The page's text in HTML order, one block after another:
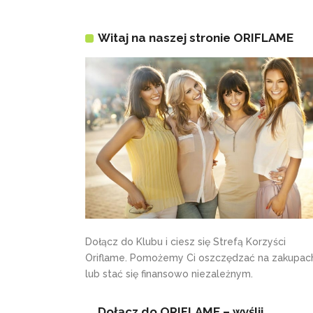
Witaj na naszej stronie ORIFLAME
Dołącz do Klubu i ciesz się Strefą Korzyści
Oriflame. Pomożemy Ci oszczędzać na
lub stać się finansowo niezależnym.